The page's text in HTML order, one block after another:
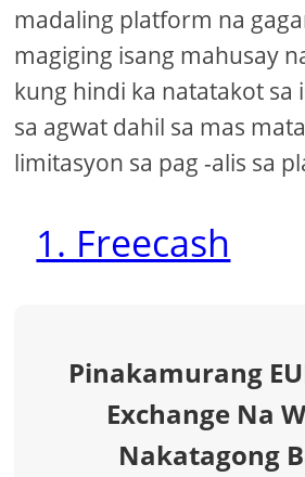
madaling platform na
magiging isang mahusay
kung hindi ka natatakot sa
sa agwat dahil sa mas
limitasyon sa pag -alis sa
1. Freecash
Pinakamurang
Exchange Na
Nakatagong